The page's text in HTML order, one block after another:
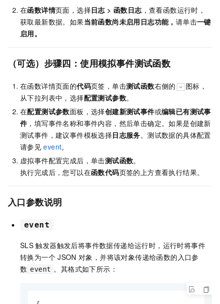
在函数详情页面，选择日志>函数日志，查看函数运行时，
获取最新数据。如果当前函数尚未启用日志功能， 请单击一键
启用。
（可选）步骤四：使用模拟事件测试函数
在函数详情页面的代码页签，单击测试函数右侧的
图标，
从下拉列表中，选择配置测试参数。
在配置测试参数面板，选择创建新测试事件或编辑已有测试事
件 ，填写事件名称和事件内容，然后单击确定。如果是创建新
测试事件，建议事件模板选择日志服务。测试数据的具体配置
请参见 event。
虚拟事件配置完成后， 单击测试函数。
执行完成后，您可以在函数代码页签的上方查看执行结果。
入口参数说明
event
SLS 触发器触发后将事件数据传递给运行时，运行时将事件
转换为一个 JSON 对象，并将该对象传递给函数的入口参
数 event 。其格式如下所示：